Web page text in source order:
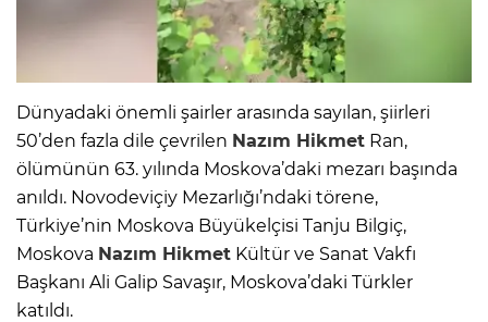
Dünyadaki önemli şairler arasında sayılan, şiirleri
50’den fazla dile çevrilen Nazım Hikmet Ran,
ölümünün 63. yılında Moskova’daki mezarı başında
anıldı. Novodeviçiy Mezarlığı’ndaki törene,
Türkiye’nin Moskova Büyükelçisi Tanju Bilgiç,
Moskova Nazım Hikmet Kültür ve Sanat Vakfı
Başkanı Ali Galip Savaşır, Moskova’daki Türkler
katıldı.